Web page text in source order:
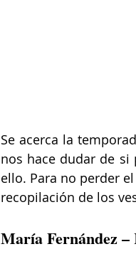
Se acerca la
nos hace dudar de si
ello. Para no perder
recopilación de los
María Fernández –